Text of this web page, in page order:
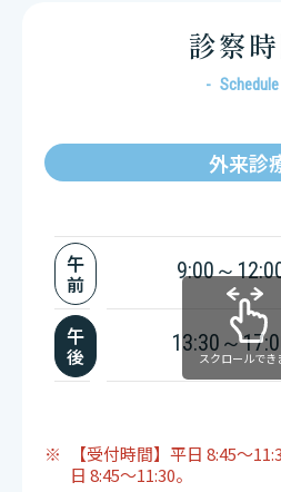
診察
Schedule
外来診
午
前 9:00～
午
後 13:30～
スクロールでき
【受付時間】平日 8:45～
日 8:45～11:30。